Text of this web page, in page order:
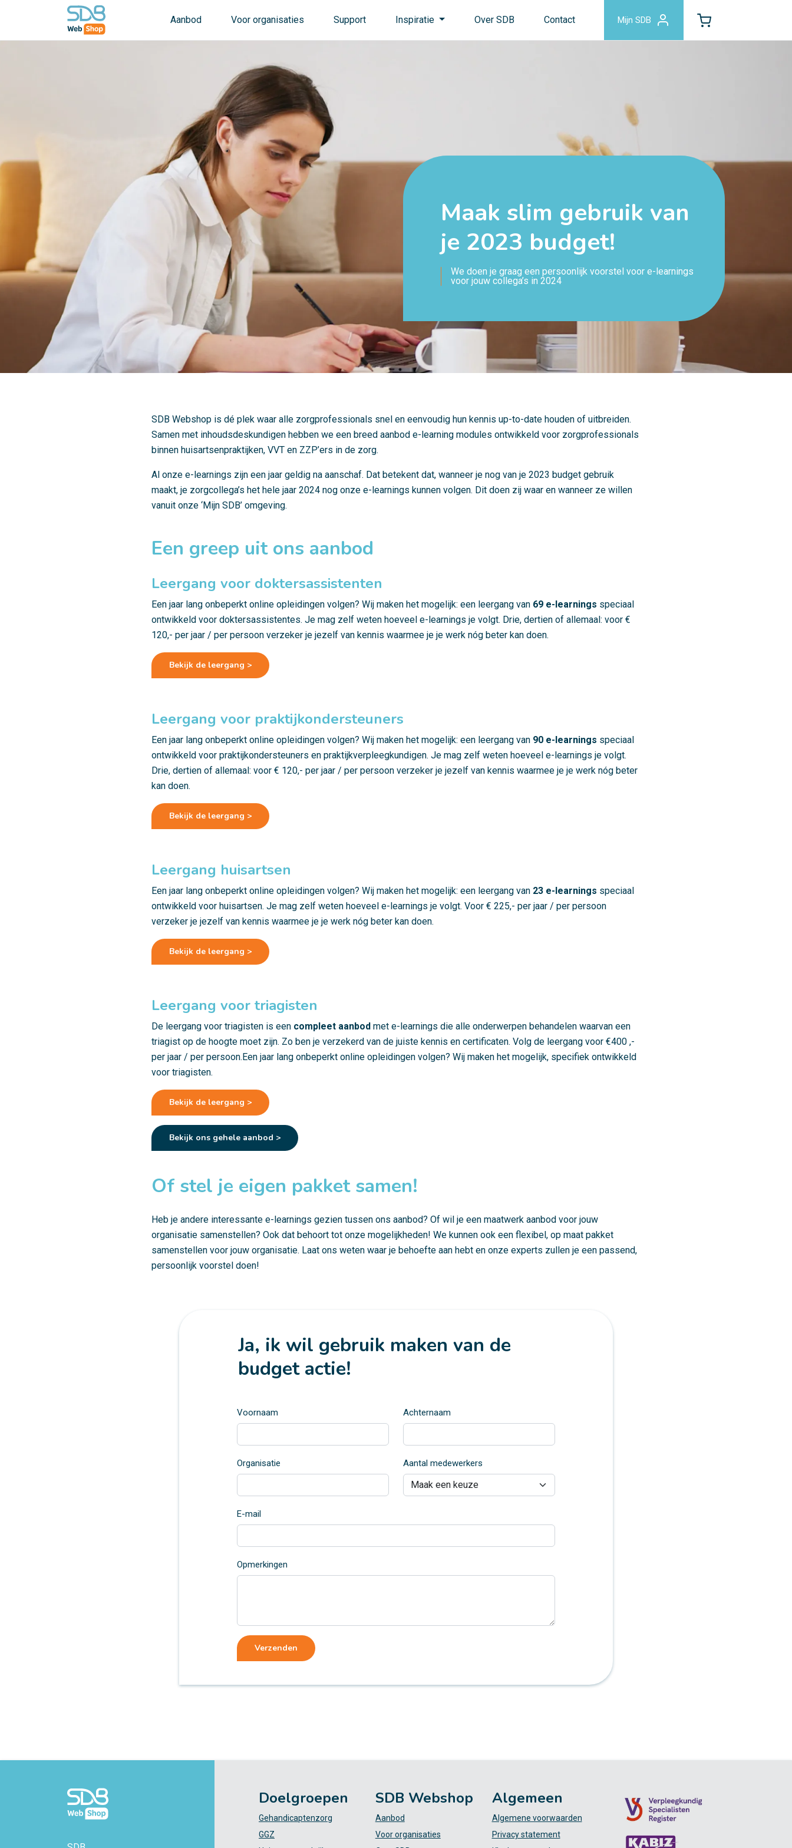
Aanbod Voor organisaties Support Inspiratie Over SDB Contact Mijn SDB
Maak slim gebruik van
je 2023 budget!
We doen je graag een persoonlijk voorstel voor e-learnings
voor jouw collega’s in 2024
SDB Webshop is dé plek waar alle zorgprofessionals snel en eenvoudig hun kennis up-to-date houden of uitbreiden.
Samen met inhoudsdeskundigen hebben we een breed aanbod e-learning modules ontwikkeld voor zorgprofessionals
binnen huisartsenpraktijken, VVT en ZZP’ers in de zorg.
Al onze e-learnings zijn een jaar geldig na aanschaf. Dat betekent dat, wanneer je nog van je 2023 budget gebruik
maakt, je zorgcollega’s het hele jaar 2024 nog onze e-learnings kunnen volgen. Dit doen zij waar en wanneer ze willen
vanuit onze ‘Mijn SDB’ omgeving.
Een greep uit ons aanbod
Leergang voor doktersassistenten
Een jaar lang onbeperkt online opleidingen volgen? Wij maken het mogelijk: een leergang van 69 e-learnings speciaal
ontwikkeld voor doktersassistentes. Je mag zelf weten hoeveel e-learnings je volgt. Drie, dertien of allemaal: voor €
120,- per jaar / per persoon verzeker je jezelf van kennis waarmee je je werk nóg beter kan doen.
Bekijk de leergang >
Leergang voor praktijkondersteuners
Een jaar lang onbeperkt online opleidingen volgen? Wij maken het mogelijk: een leergang van 90e-learnings speciaal
ontwikkeld voor praktijkondersteuners en praktijkverpleegkundigen. Je mag zelf weten hoeveel e-learnings je volgt.
Drie, dertien of allemaal: voor € 120,- per jaar / per persoon verzeker je jezelf van kennis waarmee je je werk nóg beter
kan doen.
Bekijk de leergang >
Leergang huisartsen
Een jaar lang onbeperkt online opleidingen volgen? Wij maken het mogelijk: een leergang van 23 e-learnings speciaal
ontwikkeld voor huisartsen. Je mag zelf weten hoeveel e-learnings je volgt. Voor € 225,- per jaar / per persoon
verzeker je jezelf van kennis waarmee je je werk nóg beter kan doen.
Bekijk de leergang >
Leergang voor triagisten
De leergang voor triagisten is een compleet aanbodmet e-learnings die alle onderwerpen behandelen waarvan een
triagist op de hoogte moet zijn. Zo ben je verzekerd van de juiste kennis en certificaten. Volg de leergang voor €400 ,-
per jaar / per persoon.Een jaar lang onbeperkt online opleidingen volgen? Wij maken het mogelijk, specifiek ontwikkeld
voor triagisten.
Bekijk de leergang >
Bekijk ons gehele aanbod >
Of stel je eigen pakket samen!
Heb je andere interessante e-learnings gezien tussen ons aanbod? Of wil je een maatwerk aanbod voor jouw
organisatie samenstellen? Ook dat behoort tot onze mogelijkheden! We kunnen ook een flexibel, op maat pakket
samenstellen voor jouw organisatie. Laat ons weten waar je behoefte aan hebt en onze experts zullen je een passend,
persoonlijk voorstel doen!
Ja, ik wil gebruik maken van de
budget actie!
Voornaam Achternaam
Organisatie Aantal medewerkers
E-mail
Opmerkingen
Verzenden
Doelgroepen
Gehandicaptenzorg
GGZ
SDB Webshop
Aanbod
Voor organisaties
Algemeen
Algemene voorwaarden
Privacy statement